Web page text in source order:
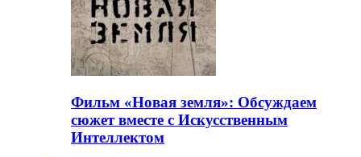
Фильм «Новая земля»: Обсуждаем
сюжет вместе с Искусственным
Интеллектом